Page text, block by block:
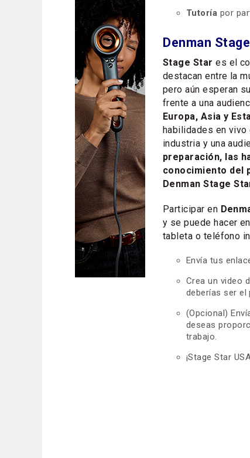
Tutoría por
Denman
Stage Star es el
destacan entre la
pero aún esperan
frente a una
Europa, Asia y
habilidades en
industria y una
preparación, las
conocimiento del
Denman Stage
Participar en
y se puede hacer
tableta o teléfono
Envía tus
Crea un video
deberías ser el
(Opcional)
deseas
trabajo.
¡Stage Star